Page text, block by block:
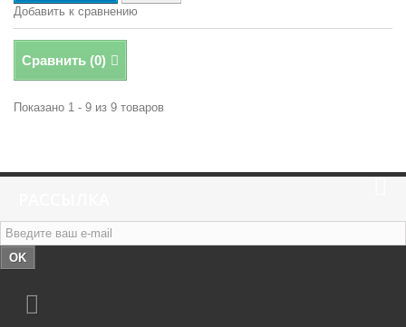
Добавить к сравнению
Сравнить (0)
Показано 1 - 9 из 9 товаров
OK